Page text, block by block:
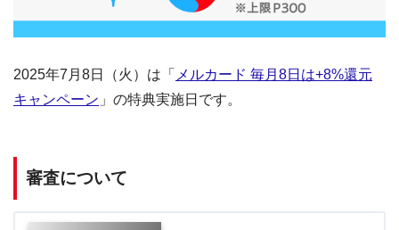
2025年7月8日（火）は「 メルカード 毎月8日は+8%還元
キャンペーン 」の特典実施日です。
審査について